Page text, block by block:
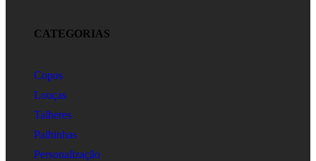
CATEGORIAS
Copos
Louças
Talheres
Palhinhas
Personalização